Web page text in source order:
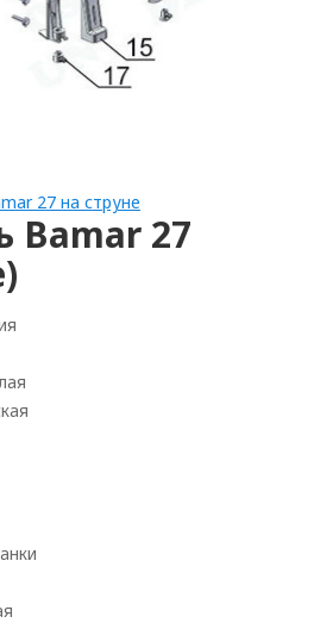
Rolled
Horizontal
Roman
27 на струне
Bamar 27